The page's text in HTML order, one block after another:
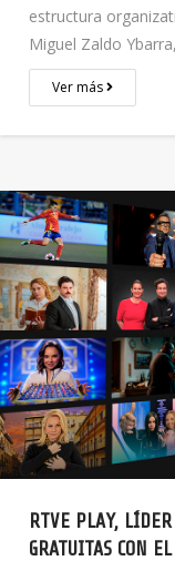
estructura
Miguel Zaldo
Ver más
RTVE PLAY,
GRATUITAS CON